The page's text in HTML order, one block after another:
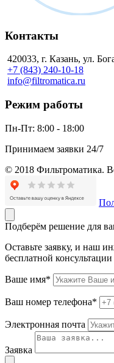
Контакты
420033, г. Казань, ул.
+7 (843) 240-10-18
info@filtromatica.ru
Режим работы
Пн-Пт: 8:00 - 18:00
Принимаем заявки 24/7
© 2018 Фильтроматика.
Подберём решение для
Оставьте заявку, и наш
бесплатной
Ваше имя*
Ваш номер телефона*
Электронная почта
Заявка